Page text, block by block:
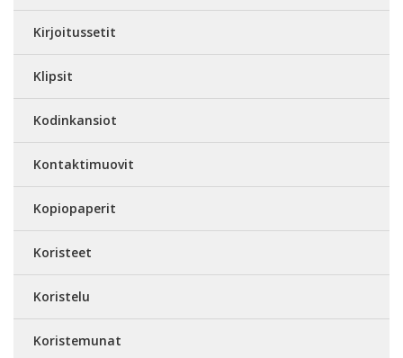
Kirjoitussetit
Klipsit
Kodinkansiot
Kontaktimuovit
Kopiopaperit
Koristeet
Koristelu
Koristemunat